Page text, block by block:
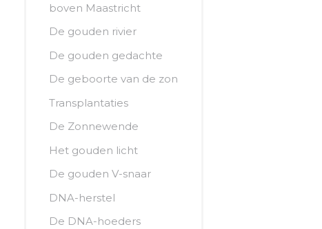
boven Maastricht
De gouden rivier
De gouden gedachte
De geboorte van de zon
Transplantaties
De Zonnewende
Het gouden licht
De gouden V-snaar
DNA-herstel
De DNA-hoeders